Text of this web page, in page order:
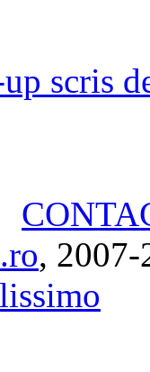
scris
, 2007-